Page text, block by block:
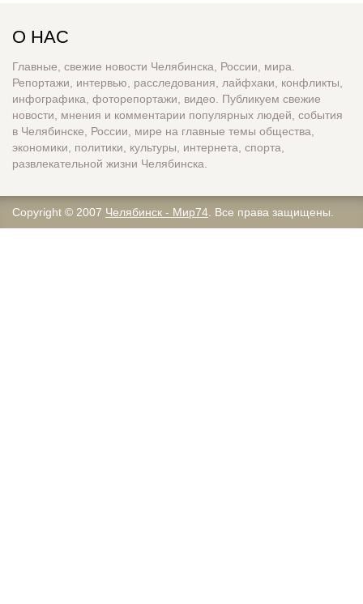
О НАС
Главные, свежие новости Челябинска, России, мира.
Репортажи, интервью, расследования, лайфхаки, конфликты,
инфографика, фоторепортажи, видео. Публикуем свежие
новости, мнения и комментарии популярных людей, события
в Челябинске, России, мире на главные темы общества,
экономики, политики, культуры, интернета, спорта,
развлекательной жизни Челябинска.
Copyright © 2007 Челябинск - Мир74 . Все права защищены.